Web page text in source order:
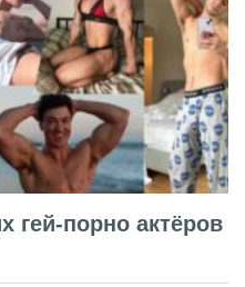
гей-порно актёров